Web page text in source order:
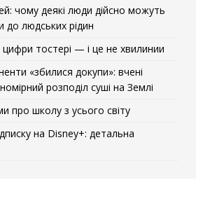
чому деякі люди дійсно можуть
до людських рідин
тостері — і це не хвилинии
«збилися докупи»: вчені
розподіл суші на Землі
про школу з усього світу
на Disney+: детальна